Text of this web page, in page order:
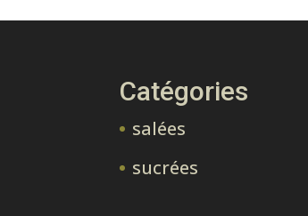
Catégories
salées
sucrées